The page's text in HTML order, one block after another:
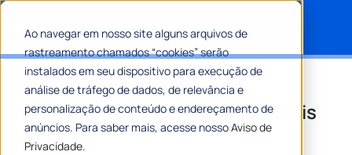
Ao navegar em nosso site alguns arquivos de
rastreamento chamados “cookies” serão
instalados em seu dispositivo para execução de
análise de tráfego de dados, de relevância e
personalização de conteúdo e endereçamento de
anúncios. Para saber mais, acesse nossoAviso de
Privacidade.
Lei do Processo Judicial
Eletrônico: entenda os principais
pontos